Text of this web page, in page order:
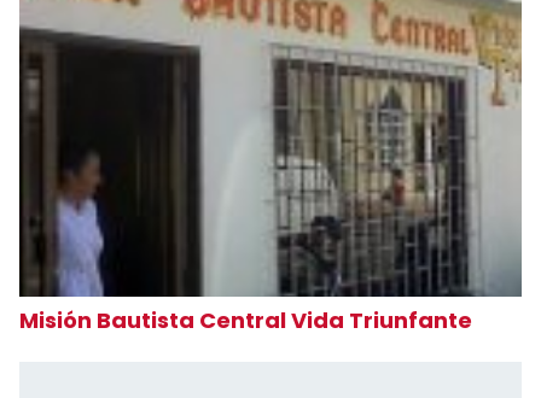
Misión Bautista Central Vida Triunfante